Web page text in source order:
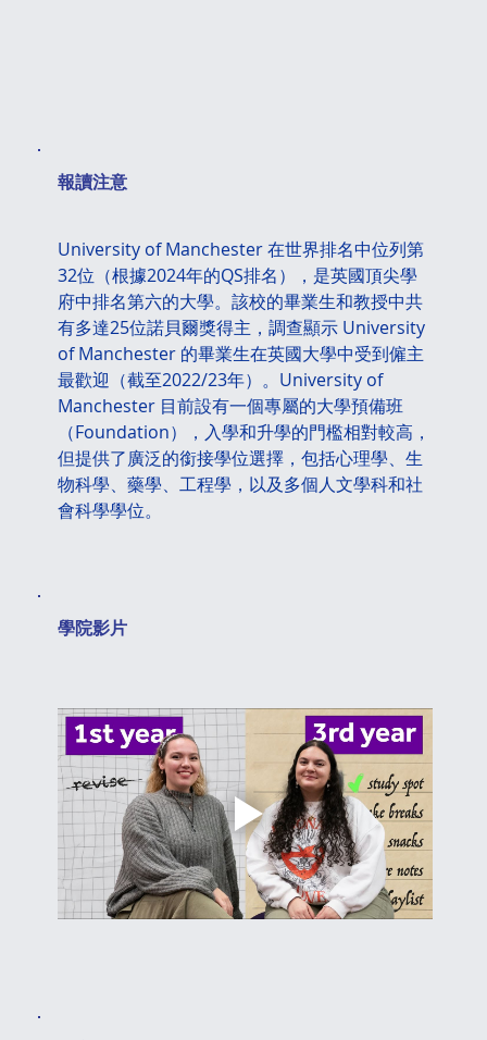
​報讀注意
University of Manchester 在世界排名中位列第
32位（根據2024年的QS排名），是英國頂尖學
府中排名第六的大學。該校的畢業生和教授中共
有多達25位諾貝爾獎得主，調查顯示 University
of Manchester 的畢業生在英國大學中受到僱主
最歡迎（截至2022/23年）。University of
Manchester 目前設有一個專屬的大學預備班
（Foundation），入學和升學的門檻相對較高，
但提供了廣泛的銜接學位選擇，包括心理學、生
物科學、藥學、工程學，以及多個人文學科和社
會科學學位。
​學院影片